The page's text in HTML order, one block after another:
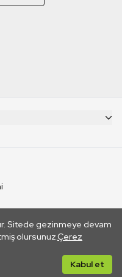
Sitede gezinmeye devam
olursunuz.Çerez
Kabul et
yoluyla gidilen dış